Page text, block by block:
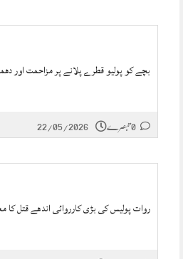
بچے کو پولیو قطرے پلانے پر مزاحمت اور
22/05/2026
روات پولیس کی بڑی کارروائی اندھے قتل کا